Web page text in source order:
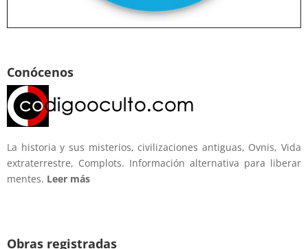
Conócenos
La historia y sus misterios, civilizaciones antiguas, Ovnis, Vida
extraterrestre, Complots. Información alternativa para liberar
mentes. Leer más
Obras registradas